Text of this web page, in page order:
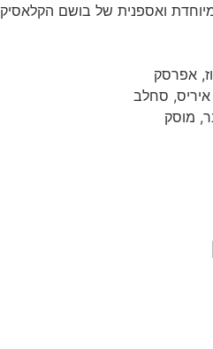
ואספנית של בושם הקלאסיק
אפרסק
איריס, סחלב
מוסק